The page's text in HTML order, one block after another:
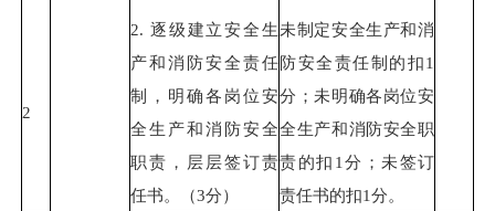
2
2. 逐级建立安全生
产和消防安全责任
制，明确各岗位安
全生产和消防安全
职责，层层签订责
任书。（3分）
未制定安全生产和消
防安全责任制的扣1
分；未明确各岗位安
全生产和消防安全职
责的扣1分；未签订
责任书的扣1分。